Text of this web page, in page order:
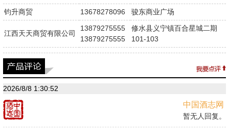
钧升商贸
13678278096 骏东商业广场
江西天天商贸有限公司
13879275555
13879275555
修水县义宁镇百合星城二期
101-103
2026/8/8 1:30:52
中国酒志网
暂无人回复。